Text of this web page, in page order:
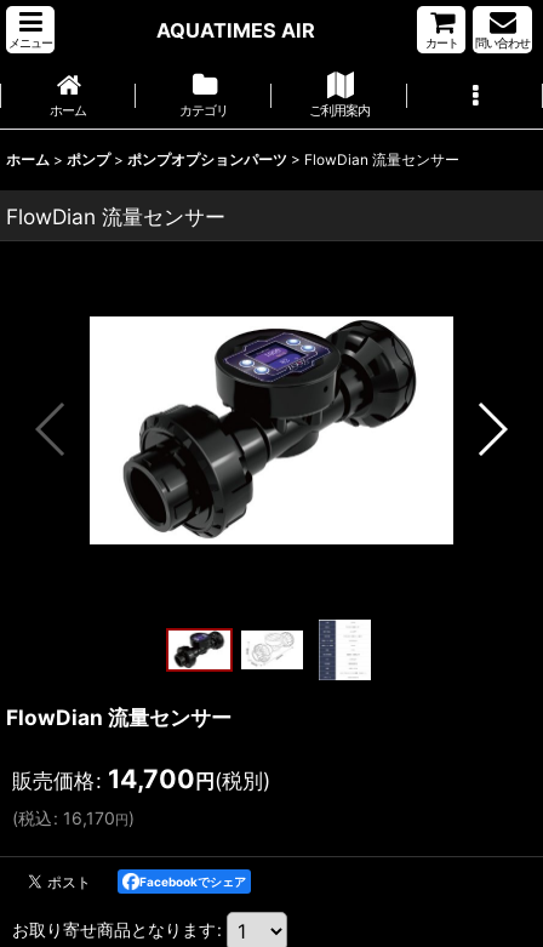
メニュー
AQUATIMES AIR
カート 問い合わせ
ホーム カテゴリ ご利用案内
ホーム > ポンプ > ポンプオプションパーツ > FlowDian 流量センサー
FlowDian 流量センサー
FlowDian 流量センサー
販売価格: 14,700 円 (税別)
(税込: 16,170 円 )
Facebookでシェア
お取り寄せ商品となります: